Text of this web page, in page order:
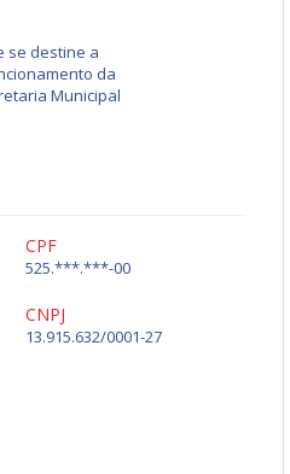
se destine a
da
Municipal
CPF
525.***.***-00
CNPJ
13.915.632/0001-27